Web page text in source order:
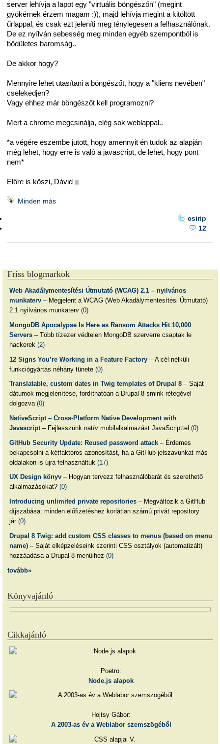
server lehívja a lapot egy "virtuális böngészőn" (megint
gyökérnek érzem magam :)), majd lehívja megint a kitöltött
űrlappal, és csak ezt jeleníti meg ténylegesen a felhasználónak.
De ez nyílván sebesség meg minden egyéb szempontból is
bődületes baromság..
De akkor hogy?
Mennyire lehet utasítani a böngészőt, hogy a "kliens nevében"
cselekedjen?
Vagy ehhez már böngészőt kell programozni?
Mert a chrome megcsinálja, elég sok weblappal..
*a végére eszembe jutott, hogy amennyit én tudok az alapján
még lehet, hogy erre is való a javascript, de lehet, hogy pont
nem*
Előre is köszi, Dávid ■
Minden más
csirip
12
Friss blogmarkok
Web Akadálymentesítési Útmutató (WCAG) 2.1 – nyilvános
munkaterv– Megjelent a WCAG (Web Akadálymentesítési Útmutató)
2.1 nyilvános munkaterv (0)
MongoDB Apocalypse Is Here as Ransom Attacks Hit 10,000
Servers– Több tízezer védtelen MongoDB szerverre csaptak le
hackerek (2)
12 Signs You’re Working in a Feature Factory– A cél nélküli
funkciógyártás néhány tünete (0)
Translatable, custom dates in Twig templates of Drupal 8– Saját
dátumok megjelenítése, fordíthatóan a Drupal 8 smink rétegével
dolgozva (0)
NativeScript – Cross-Platform Native Development with
Javascript– Fejlesszünk natív mobilalkalmazást JavaScripttel (0)
GitHub Security Update: Reused password attack– Érdemes
bekapcsolni a kétfaktoros azonosítást, ha a GitHub jelszavunkat más
oldalakon is újra felhasználtuk (17)
UX Design könyv– Hogyan tervezz felhasználóbarát és szerethető
alkalmazásokat? (0)
Introducing unlimited private repositories– Megváltozik a GitHub
díjszabása: minden előfizetéshez korlátlan számú privát repository
jár (0)
Drupal 8 Twig: add custom CSS classes to menus (based on menu
name)– Saját elképzeléseink szerinti CSS osztályok (automatizált)
hozzáadása a Drupal 8 menüihez (0)
tovább»
Könyvajánló
Cikkajánló
Poetro:
Node.js alapok
Hojtsy Gábor:
A 2003-as év a Weblabor szemszögéből